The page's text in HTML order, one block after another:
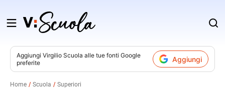
Salta
contenuto
Aggiungi Virgilio Scuola alle tue fonti Google
preferite
Aggiungi
Home Scuola Superiori